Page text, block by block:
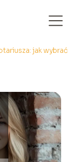
jak wybrać